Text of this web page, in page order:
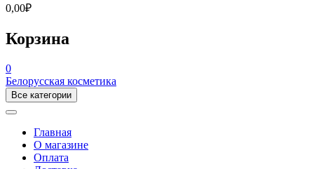
0,00₽
Корзина
0
Белорусская косметика
Все категории
Главная
О магазине
Оплата